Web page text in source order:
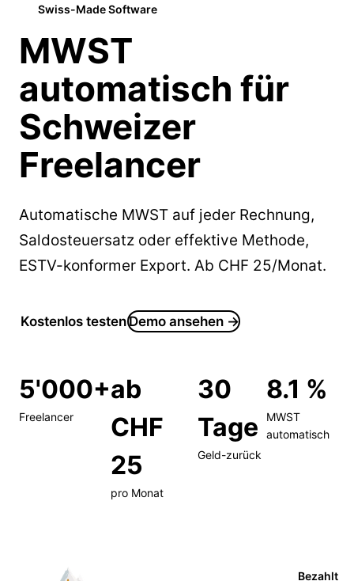
Swiss-Made Software
MWST
automatisch für
Schweizer
Freelancer
Automatische MWST auf jeder Rechnung,
Saldosteuersatz oder effektive Methode,
ESTV-konformer Export. Ab CHF 25/Monat.
Kostenlos testenDemo ansehen →
5'000+
Freelancer
ab
CHF
25
pro Monat
30
Tage
Geld-zurück
8.1 %
MWST
automatisch
Bezahlt